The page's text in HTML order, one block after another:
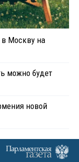
в Москву на
можно будет
новой